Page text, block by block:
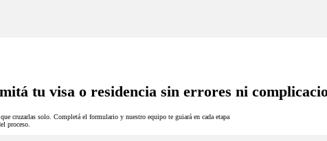
tu visa o residencia sin errores ni
cruzarlas solo. Completá el formulario y nuestro equipo te guiará en cada etapa
proceso.